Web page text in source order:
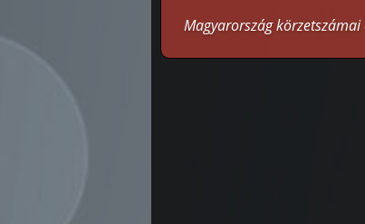
Magyarország körzetszámai